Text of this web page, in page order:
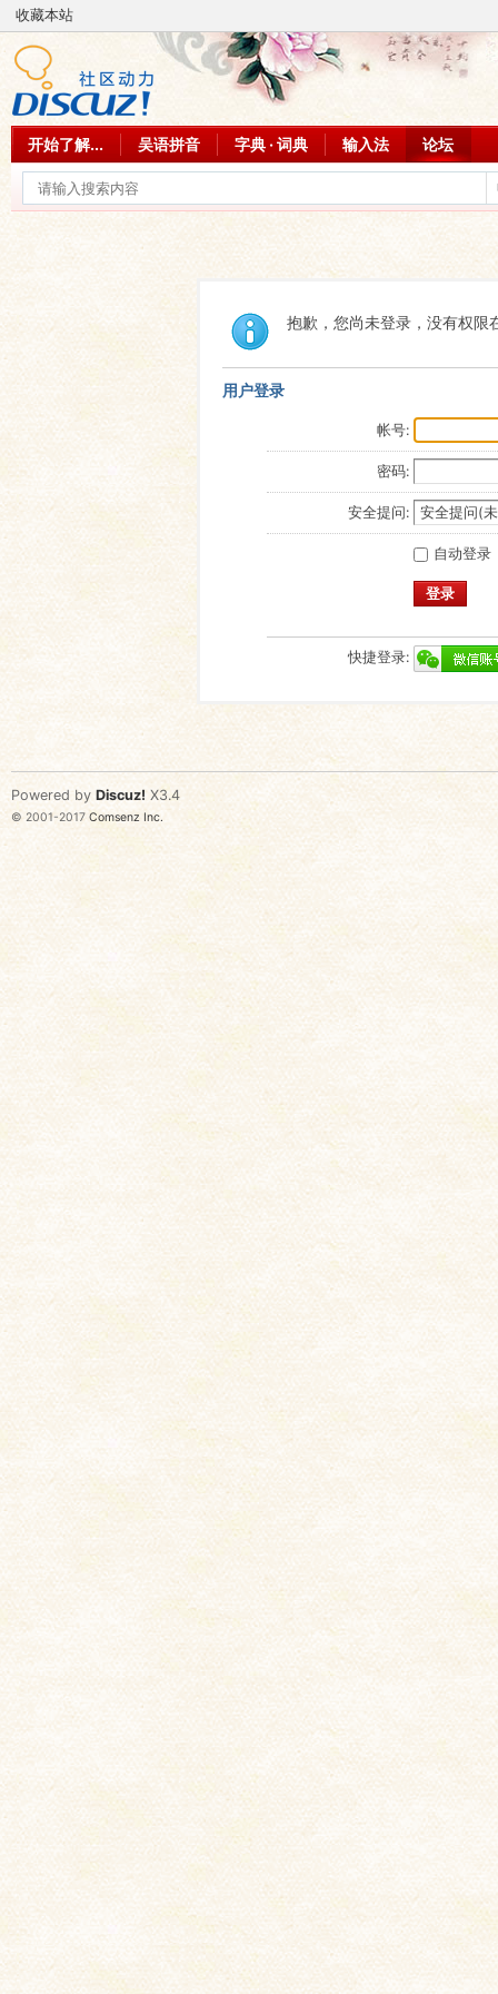
收藏本站
开始了解... 吴语拼音 字典 · 词典 输入法 论坛
抱歉，您尚未登录，没有权限
用户登录
帐号:
密码:
安全提问:
自动登录
登录
快捷登录:
Powered by Discuz! X3.4
© 2001-2017 Comsenz Inc.